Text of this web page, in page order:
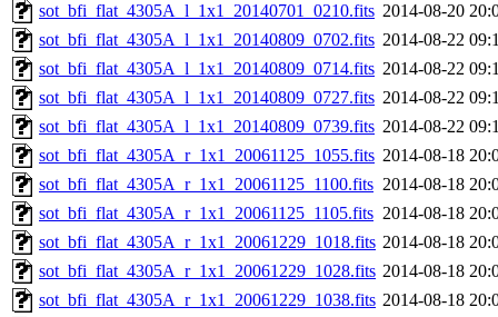
sot_bfi_flat_4305A_l_1x1_20140701_0210.fits 2014-08-20
sot_bfi_flat_4305A_l_1x1_20140809_0702.fits 2014-08-22
sot_bfi_flat_4305A_l_1x1_20140809_0714.fits 2014-08-22
sot_bfi_flat_4305A_l_1x1_20140809_0727.fits 2014-08-22
sot_bfi_flat_4305A_l_1x1_20140809_0739.fits 2014-08-22
sot_bfi_flat_4305A_r_1x1_20061125_1055.fits 2014-08-18
sot_bfi_flat_4305A_r_1x1_20061125_1100.fits 2014-08-18
sot_bfi_flat_4305A_r_1x1_20061125_1105.fits 2014-08-18
sot_bfi_flat_4305A_r_1x1_20061229_1018.fits 2014-08-18
sot_bfi_flat_4305A_r_1x1_20061229_1028.fits 2014-08-18
sot_bfi_flat_4305A_r_1x1_20061229_1038.fits 2014-08-18